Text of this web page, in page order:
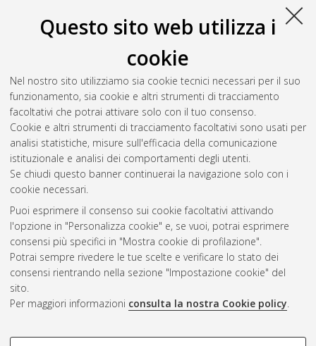
Questo sito web utilizza i
cookie
Nel nostro sito utilizziamo sia cookie tecnici necessari per il suo
funzionamento, sia cookie e altri strumenti di tracciamento
facoltativi che potrai attivare solo con il tuo consenso.
Cookie e altri strumenti di tracciamento facoltativi sono usati per
analisi statistiche, misure sull'efficacia della comunicazione
istituzionale e analisi dei comportamenti degli utenti.
Se chiudi questo banner continuerai la navigazione solo con i
cookie necessari.
Puoi esprimere il consenso sui cookie facoltativi attivando
l'opzione in "Personalizza cookie" e, se vuoi, potrai esprimere
consensi più specifici in "Mostra cookie di profilazione".
Potrai sempre rivedere le tue scelte e verificare lo stato dei
consensi rientrando nella sezione "Impostazione cookie" del
sito.
Per maggiori informazioni consulta la nostra Cookie policy.
COOKIE DI PROFILAZIONE -
Gestione del documento:
Atom
Rss 1.0
Rss 2.0
ISSN: 2038-7946
Impostazioni Cookie